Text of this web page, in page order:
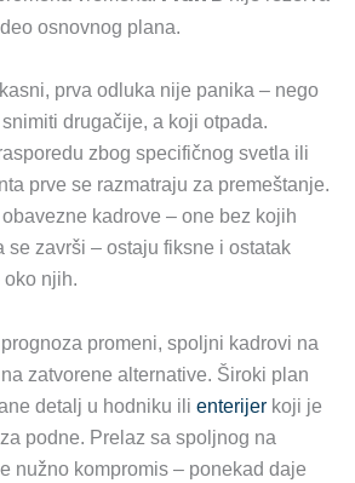
osnovnog plana.
prva odluka nije panika – nego
drugačije, a koji otpada.
zbog specifičnog svetla ili
prve se razmatraju za premeštanje.
kadrove – one bez kojih
se završi – ostaju fiksne i ostatak
oko njih.
promeni, spoljni kadrovi na
zatvorene alternative. Široki plan
detalj u hodniku ili enterijer koji je
podne. Prelaz sa spoljnog na
nužno kompromis – ponekad daje